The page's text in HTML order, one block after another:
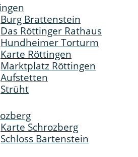
Burg Brattenstein
Das Röttinger Rathaus
Hundheimer Torturm
Karte Röttingen
Marktplatz Röttingen
Aufstetten
Strüht
Karte Schrozberg
Schloss Bartenstein